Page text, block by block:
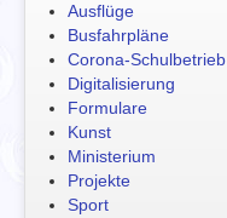
Ausflüge
Busfahrpläne
Corona-Schulbetrieb
Digitalisierung
Formulare
Kunst
Ministerium
Projekte
Sport